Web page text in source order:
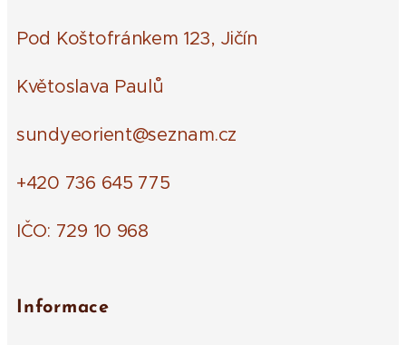
Pod Koštofránkem 123, Jičín
Květoslava Paulů
sundyeorient@seznam.cz
+420 736 645 775
IČO: 729 10 968
Informace